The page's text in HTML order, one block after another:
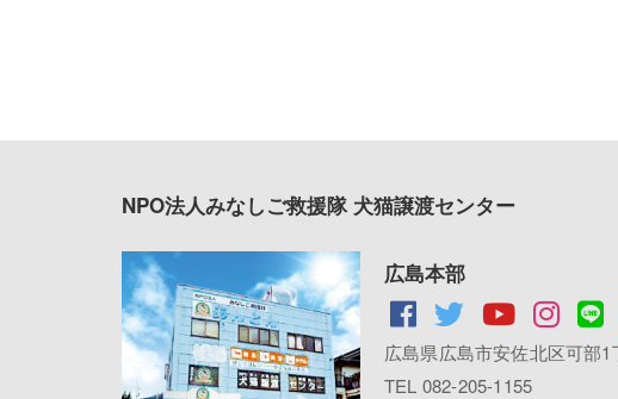
NPO法人みなしご救援隊 犬猫譲渡センター
広島本部
広島県広島市安佐北区可部1
TEL 082-205-1155